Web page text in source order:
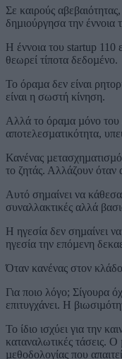
Σε καιρούς
δηµιούργησα την έννοια
Η έννοια του startup 110
θεωρεί τίποτα δεδοµένο.
Το όραµα δεν είναι
είναι η σωστή κίνηση.
Αλλά το όραµα µόνο του
αποτελεσµατικότητα,
Κανένας
το ζητάς. Αλλάζουν όταν
Αυτό σηµαίνει να
συναλλακτικές αλλά
Η ηγεσία δεν σηµαίνει
ηγεσία την επόµενη
Όταν κανένας στον
Για ποιο λόγο; Σίγουρα
επιτυγχάνει. Η
Το ίδιο ισχύει για την
καταναλωτικές τάσεις. Ο
µεθοδολογίας που